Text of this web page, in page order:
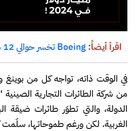
اقرأ أيضاً:Boeing تخسر حوالي 12 مليار دولار في 2024!
في الوقت ذاته، تواجه كل من بوينغ
من شركة الطائرات التجارية
الدولة، والتي تطوّر طائرات ضيقة